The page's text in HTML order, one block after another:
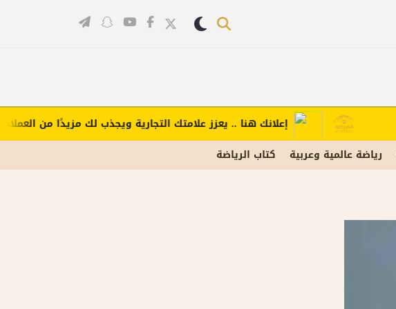
رياضة عالمية وعربية كتاب الرياضة
إعلانك هنا .. يعزز علامتك التجارية ويجذب لك مزيدًا من العملاء